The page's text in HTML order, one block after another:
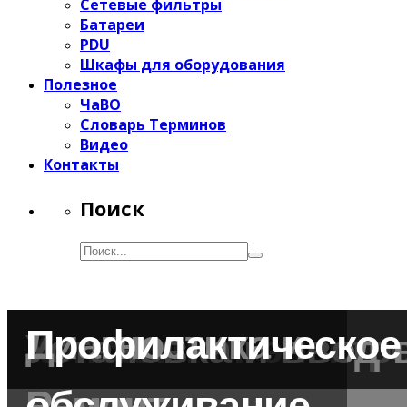
Сетевые фильтры
Батареи
PDU
Шкафы для оборудования
Полезное
ЧаВО
Словарь Терминов
Видео
Контакты
Поиск
Консалтинг
Установка и ввод
Диагностика и
Профилактическое